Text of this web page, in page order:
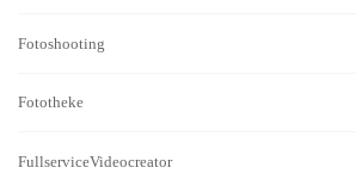
Fotoshooting
Fototheke
FullserviceVideocreator